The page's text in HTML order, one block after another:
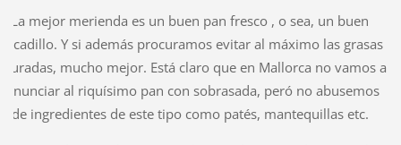
La mejor merienda es un buen pan fresco , o sea, un buen
Y si además procuramos evitar al máximo las grasas
mucho mejor. Está claro que en Mallorca no vamos a
renunciar al riquísimo pan con sobrasada, peró no abusemos
de ingredientes de este tipo como patés, mantequillas etc.